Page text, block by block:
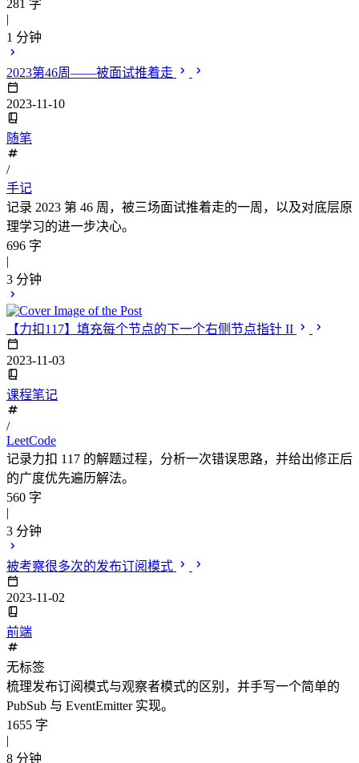
281 字
|
1 分钟
2023第46周——被面试推着走
2023-11-10
随笔
/
手记
记录 2023 第 46 周，被三场面试推着走的一周，以及对底层原
理学习的进一步决心。
696 字
|
3 分钟
【力扣117】填充每个节点的下一个右侧节点指针 II
2023-11-03
课程笔记
/
LeetCode
记录力扣 117 的解题过程，分析一次错误思路，并给出修正后
的广度优先遍历解法。
560 字
|
3 分钟
被考察很多次的发布订阅模式
2023-11-02
前端
无标签
梳理发布订阅模式与观察者模式的区别，并手写一个简单的
PubSub 与 EventEmitter 实现。
1655 字
|
8 分钟